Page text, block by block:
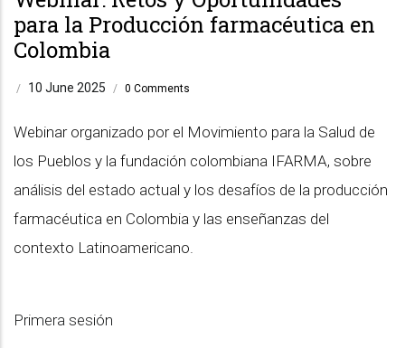
para la Producción farmacéutica en
Colombia
/ 10 June 2025 / 0 Comments
Webinar organizado por el Movimiento para la Salud de
los Pueblos y la fundación colombiana IFARMA, sobre
análisis del estado actual y los desafíos de la producción
farmacéutica en Colombia y las enseñanzas del
contexto Latinoamericano.
Primera sesión